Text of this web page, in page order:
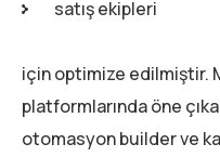
satış ekipleri
için optimize edilmiştir.
platformlarında öne
otomasyon builder ve